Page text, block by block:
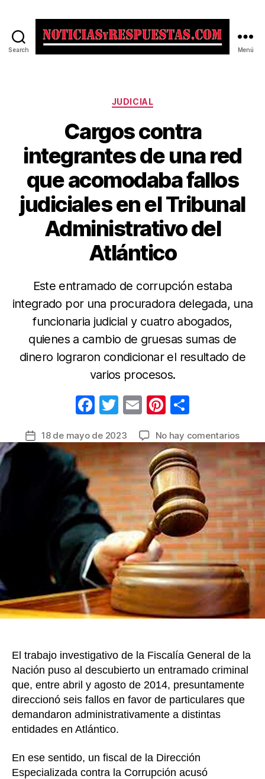
Search Menú
Categorías
JUDICIAL
Cargos contra
integrantes de una red
que acomodaba fallos
judiciales en el Tribunal
Administrativo del
Atlántico
Este entramado de corrupción estaba
integrado por una procuradora delegada, una
funcionaria judicial y cuatro abogados,
quienes a cambio de gruesas sumas de
dinero lograron condicionar el resultado de
varios procesos.
F
c
e
b
o
o
k
T
itt
er
E
ail
Pi
er
e
st
m
p
ar
tir
Fecha18 de mayo de 2023 No hay comentariosen
de
una
red
que
fallos
en
el
El trabajo investigativo de la Fiscalía General de la
Nación puso al descubierto un entramado criminal
que, entre abril y agosto de 2014, presuntamente
direccionó seis fallos en favor de particulares que
demandaron administrativamente a distintas
entidades en Atlántico.
En ese sentido, un fiscal de la Dirección
Especializada contra la Corrupción acusó